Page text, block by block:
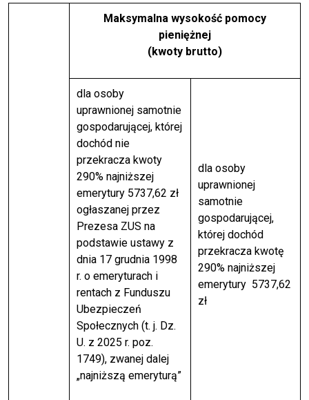
Maksymalna wysokość pomocy
pieniężnej
(kwoty brutto)
dla osoby
uprawnionej samotnie
gospodarującej, której
dochód nie
przekracza kwoty
290% najniższej
emerytury 5737,62 zł
ogłaszanej przez
Prezesa ZUS na
podstawie ustawy z
dnia 17 grudnia 1998
r. o emeryturach i
rentach z Funduszu
Ubezpieczeń
Społecznych (t. j. Dz.
U. z 2025 r. poz.
1749), zwanej dalej
„najniższą emeryturą”
dla osoby
uprawnionej
samotnie
gospodarującej,
której dochód
przekracza kwotę
290% najniższej
emerytury 5737,62
zł